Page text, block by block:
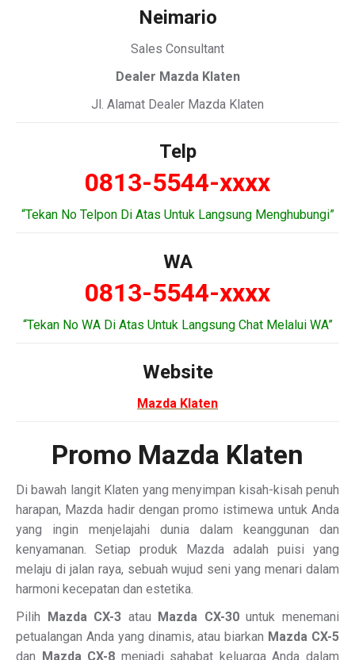
Neimario
Sales Consultant
Dealer Mazda Klaten
Jl. Alamat Dealer Mazda Klaten
Telp
0813-5544-xxxx
“Tekan No Telpon Di Atas Untuk Langsung Menghubungi”
WA
0813-5544-xxxx
“Tekan No WA Di Atas Untuk Langsung Chat Melalui WA”
Website
Mazda Klaten
Promo Mazda Klaten
Di bawah langit Klaten yang menyimpan kisah-kisah penuh
harapan, Mazda hadir dengan promo istimewa untuk Anda
yang ingin menjelajahi dunia dalam keanggunan dan
kenyamanan. Setiap produk Mazda adalah puisi yang
melaju di jalan raya, sebuah wujud seni yang menari dalam
harmoni kecepatan dan estetika.
Pilih Mazda CX-3 atau Mazda CX-30untuk menemani
petualangan Anda yang dinamis, atau biarkan Mazda CX-5
dan Mazda CX-8 menjadi sahabat keluarga Anda dalam